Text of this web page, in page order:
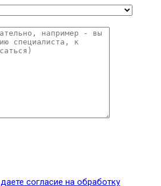
даете согласие на обработку